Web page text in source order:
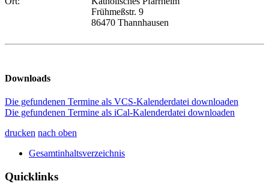
Frühmeßstr. 9
86470 Thannhausen
Downloads
Die gefundenen Termine als VCS-Kalenderdatei downloaden
Die gefundenen Termine als iCal-Kalenderdatei downloaden
drucken nach oben
Gesamtinhaltsverzeichnis
Quicklinks